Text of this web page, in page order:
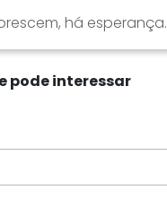
há esperança.
pode interessar